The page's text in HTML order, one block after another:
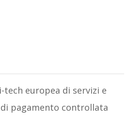
tech europea di servizi e
pagamento controllata